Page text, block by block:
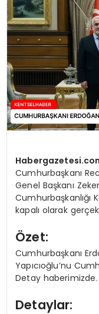
SPOR
SAĞLIK
Cumhurbaşkanı
Genel Başkanı
Cumhurbaşkanlığı
kapalı olarak
Özet:
Cumhurbaşkanı
Yapıcıoğlu’nu
Detay haberimizde.
Detaylar: